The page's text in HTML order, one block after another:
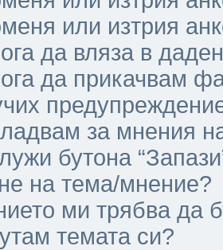
или изтрия
да вляза в
да прикачвам
за мнения
бутона
на тема/мнение?
ми трябва да
темата си?